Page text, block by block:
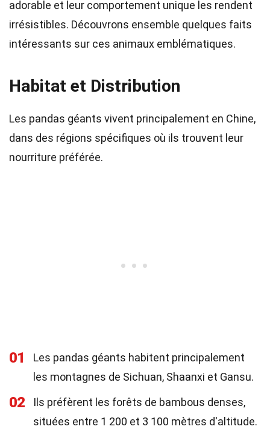
adorable et leur comportement unique les rendent
irrésistibles. Découvrons ensemble quelques faits
intéressants sur ces animaux emblématiques.
Habitat et Distribution
Les pandas géants vivent principalement en Chine,
dans des régions spécifiques où ils trouvent leur
nourriture préférée.
01
Les pandas géants habitent principalement
les montagnes de Sichuan, Shaanxi et Gansu.
02
Ils préfèrent les forêts de bambous denses,
situées entre 1 200 et 3 100 mètres d'altitude.